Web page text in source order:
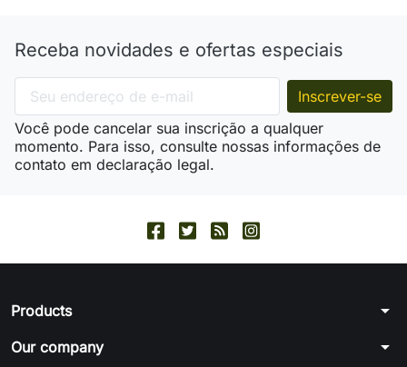
Receba novidades e ofertas especiais
Você pode cancelar sua inscrição a qualquer
momento. Para isso, consulte nossas informações de
contato em declaração legal.
Products arrow_drop_down
Our company arrow_drop_down